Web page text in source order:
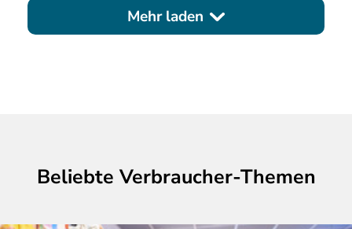
Mehr laden
Beliebte Verbraucher-Themen